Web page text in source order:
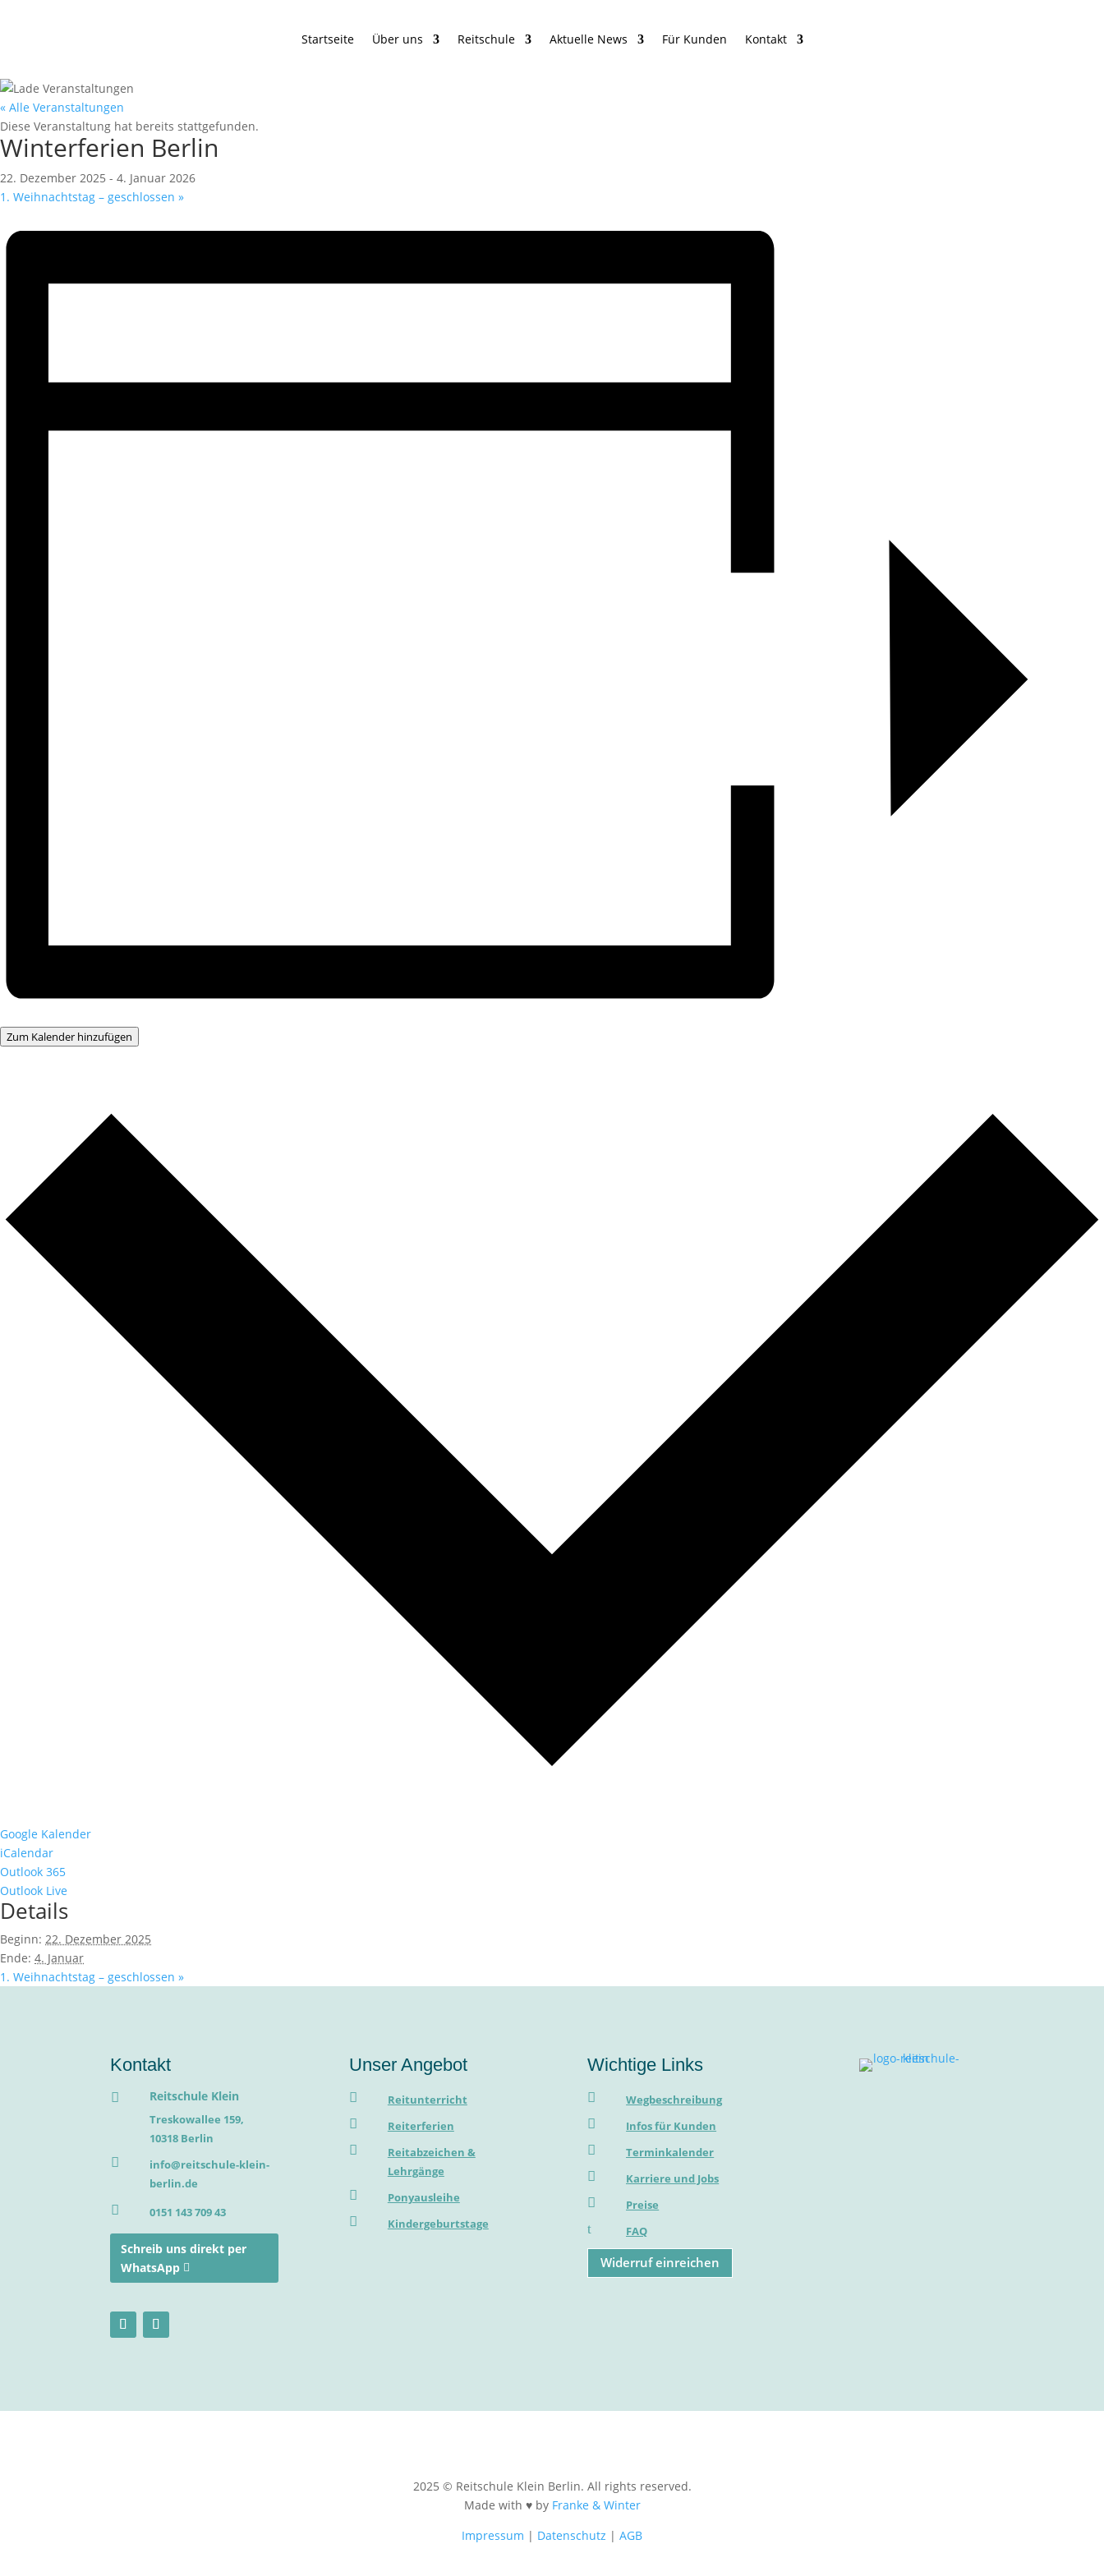
Startseite Über uns Reitschule Aktuelle News Für Kunden Kontakt
« Alle Veranstaltungen
Diese Veranstaltung hat bereits stattgefunden.
Winterferien Berlin
22. Dezember 2025 - 4. Januar 2026
1. Weihnachtstag – geschlossen »
Zum Kalender hinzufügen
Google Kalender
iCalendar
Outlook 365
Outlook Live
Details
Beginn: 22. Dezember 2025
Ende: 4. Januar
1. Weihnachtstag – geschlossen »
Kontakt
 Reitschule Klein
Treskowallee 159,
10318 Berlin

info@reitschule-klein-
berlin.de
 0151 143 709 43
Schreib uns direkt per
WhatsApp
Unser Angebot
 Reitunterricht
 Reiterferien

Reitabzeichen &
Lehrgänge
 Ponyausleihe
 Kindergeburtstage
Wichtige Links
 Wegbeschreibung
 Infos für Kunden
 Terminkalender
 Karriere und Jobs
 Preise
t FAQ
Widerruf einreichen
2025 © Reitschule Klein Berlin. All rights reserved.
Made with ♥ by Franke & Winter
Impressum | Datenschutz | AGB